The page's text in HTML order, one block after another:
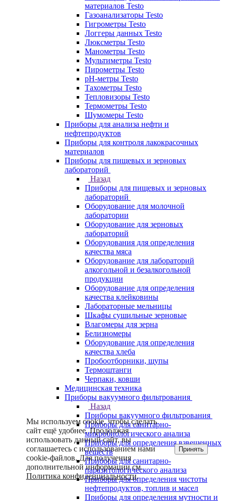
материалов Testo
Газоанализаторы Testo
Гигрометры Testo
Логгеры данных Testo
Люксметры Testo
Манометры Testo
Мультиметры Testo
Пирометры Testo
pH-метры Testo
Тахометры Testo
Тепловизоры Testo
Термометры Testo
Шумомеры Testo
Приборы для анализа нефти и
нефтепродуктов
Приборы для контроля лакокрасочных
материалов
Приборы для пищевых и зерновых
лабораторий
Назад
Приборы для пищевых и зерновых
лабораторий
Оборудование для молочной
лаборатории
Оборудование для зерновых
лабораторий
Оборудования для определения
качества мяса
Оборудование для лабораторий
алкогольной и безалкогольной
продукции
Оборудование для определения
качества клейковины
Лабораторные мельницы
Шкафы сушильные зерновые
Влагомеры для зерна
Белизномеры
Оборудование для определения
качества хлеба
Пробоотборники, щупы
Термоштанги
Черпаки, ковши
Медицинская техника
Приборы вакуумного фильтрования
Назад
Приборы вакуумного фильтрования
Приборы для санитарно-
микробиологического анализа
Приборы для определения взвешенных
веществ
Приборы для санитарно-
паразитологического анализа
Приборы для определения чистоты
нефтепродуктов, топлив и масел
Приборы для определения мутности и
Мы используем cookie, чтобы сделать
сайт ещё удобнее. Продолжая
использовать данный сайт, вы
соглашаетесь с использованием нами
cookie-файлов. Для получения
дополнительной информации см.
Политика конфиденциальности.
Принять